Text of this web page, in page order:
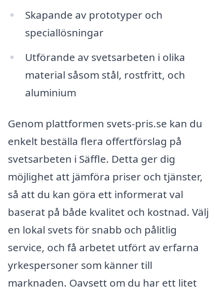
Skapande av prototyper och
speciallösningar
Utförande av svetsarbeten i olika
material såsom stål, rostfritt, och
aluminium
Genom plattformen svets-pris.se kan du
enkelt beställa flera offertförslag på
svetsarbeten i Säffle. Detta ger dig
möjlighet att jämföra priser och tjänster,
så att du kan göra ett informerat val
baserat på både kvalitet och kostnad. Välj
en lokal svets för snabb och pålitlig
service, och få arbetet utfört av erfarna
yrkespersoner som känner till
marknaden. Oavsett om du har ett litet